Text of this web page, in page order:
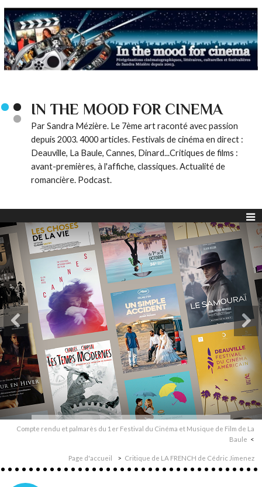
IN THE MOOD FOR CINEMA
Par Sandra Mézière. Le 7ème art raconté avec passion
depuis 2003. 4000 articles. Festivals de cinéma en direct :
Deauville, La Baule, Cannes, Dinard...Critiques de films :
avant-premières, à l'affiche, classiques. Actualité de
romancière. Podcast.
Compte rendu et palmarès du 1er Festival du Cinéma et Musique de Film de La
Baule
Page d'accueil Critique de LA FRENCH de Cédric Jimenez